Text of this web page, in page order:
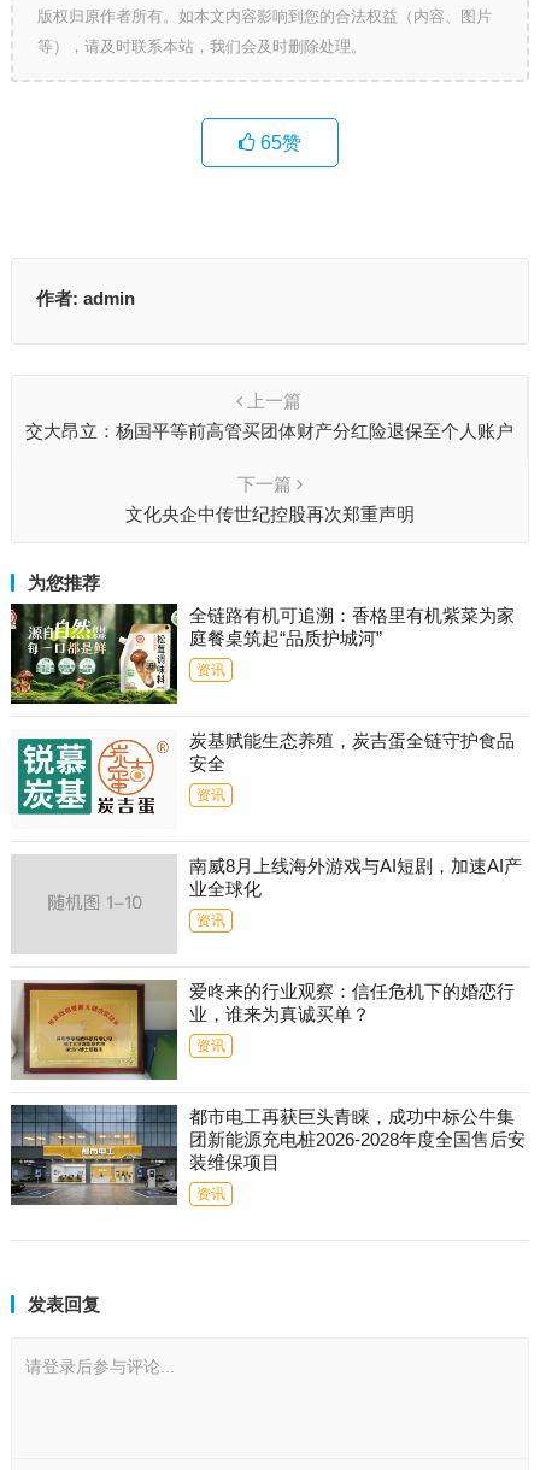
版权归原作者所有。如本文内容影响到您的合法权益（内容、图片
等），请及时联系本站，我们会及时删除处理。
65赞
作者: admin
上一篇
交大昂立：杨国平等前高管买团体财产分红险退保至个人账户
下一篇
文化央企中传世纪控股再次郑重声明
为您推荐
全链路有机可追溯：香格里有机紫菜为家
庭餐桌筑起“品质护城河”
资讯
炭基赋能生态养殖，炭吉蛋全链守护食品
安全
资讯
南威8月上线海外游戏与AI短剧，加速AI产
业全球化
资讯
爱咚来的行业观察：信任危机下的婚恋行
业，谁来为真诚买单？
资讯
都市电工再获巨头青睐，成功中标公牛集
团新能源充电桩2026-2028年度全国售后安
装维保项目
资讯
发表回复
请登录后参与评论...